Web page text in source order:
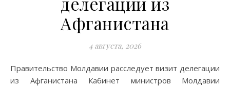
Афганистана
4 августа, 2026
Правительство Молдавии расследует визит делегации
из Афганистана Кабинет министров Молдавии